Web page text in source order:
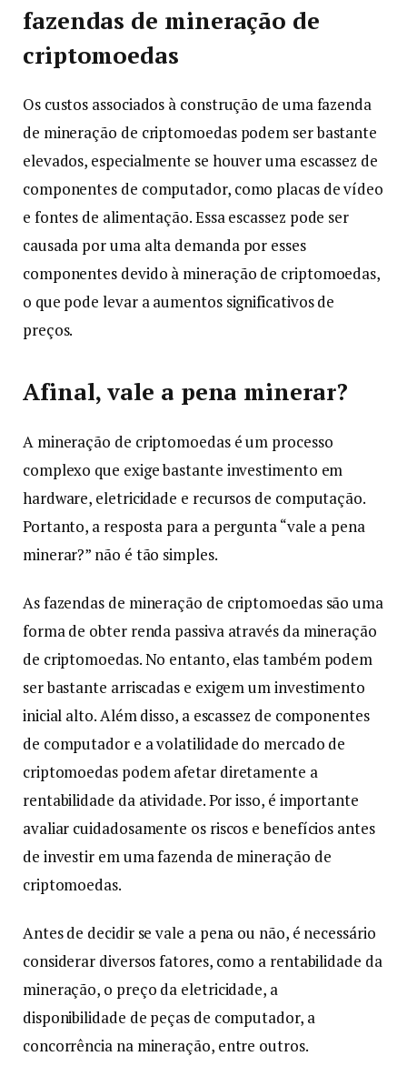
fazendas de mineração de
criptomoedas
Os custos associados à construção de uma fazenda
de mineração de criptomoedas podem ser bastante
elevados, especialmente se houver uma escassez de
componentes de computador, como placas de vídeo
e fontes de alimentação. Essa escassez pode ser
causada por uma alta demanda por esses
componentes devido à mineração de criptomoedas,
o que pode levar a aumentos significativos de
preços.
Afinal, vale a pena minerar?
A mineração de criptomoedas é um processo
complexo que exige bastante investimento em
hardware, eletricidade e recursos de computação.
Portanto, a resposta para a pergunta “vale a pena
minerar?” não é tão simples.
As fazendas de mineração de criptomoedas são uma
forma de obter renda passiva através da mineração
de criptomoedas. No entanto, elas também podem
ser bastante arriscadas e exigem um investimento
inicial alto. Além disso, a escassez de componentes
de computador e a volatilidade do mercado de
criptomoedas podem afetar diretamente a
rentabilidade da atividade. Por isso, é importante
avaliar cuidadosamente os riscos e benefícios antes
de investir em uma fazenda de mineração de
criptomoedas.
Antes de decidir se vale a pena ou não, é necessário
considerar diversos fatores, como a rentabilidade da
mineração, o preço da eletricidade, a
disponibilidade de peças de computador, a
concorrência na mineração, entre outros.